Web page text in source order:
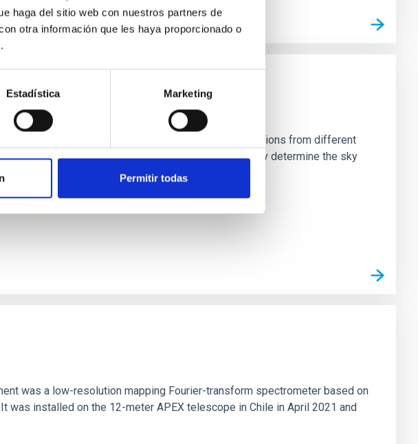
haga del sitio web con nuestros partners de
otra información que les haya proporcionado o
Estadística Marketing
Permitir todas
2237+0305, the Einstein Cross, including observations from different
region far enough from the lens system to accurately determine the sky
was a low-resolution mapping Fourier-transform spectrometer based on
was installed on the 12-meter APEX telescope in Chile in April 2021 and